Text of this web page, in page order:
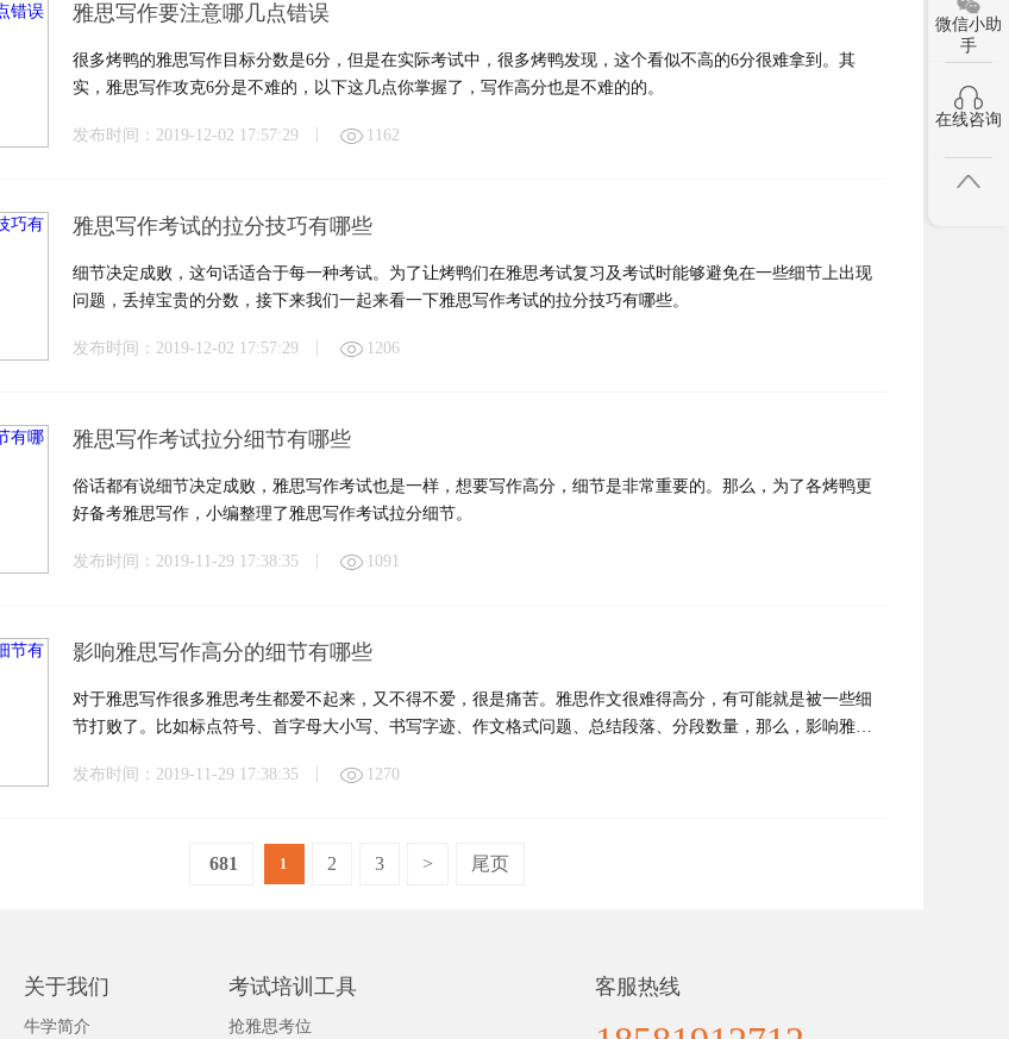
雅思写作要注意哪几点错误
很多烤鸭的雅思写作目标分数是6分，但是在实际考试中，很多烤鸭发现，这个看似不高的6分很难拿到。其
实，雅思写作攻克6分是不难的，以下这几点你掌握了，写作高分也是不难的的。
发布时间：2019-12-02 17:57:29 1162
雅思写作考试的拉分技巧有哪些
细节决定成败，这句话适合于每一种考试。为了让烤鸭们在雅思考试复习及考试时能够避免在一些细节上出现
问题，丢掉宝贵的分数，接下来我们一起来看一下雅思写作考试的拉分技巧有哪些。
发布时间：2019-12-02 17:57:29 1206
雅思写作考试拉分细节有哪些
俗话都有说细节决定成败，雅思写作考试也是一样，想要写作高分，细节是非常重要的。那么，为了各烤鸭更
好备考雅思写作，小编整理了雅思写作考试拉分细节。
发布时间：2019-11-29 17:38:35 1091
影响雅思写作高分的细节有哪些
对于雅思写作很多雅思考生都爱不起来，又不得不爱，很是痛苦。雅思作文很难得高分，有可能就是被一些细
节打败了。比如标点符号、首字母大小写、书写字迹、作文格式问题、总结段落、分段数量，那么，影响雅思
发布时间：2019-11-29 17:38:35
1270
681 1 2 3 > 尾页
关于我们
牛学简介
考试培训工具
抢雅思考位
客服热线
微信小助
手
在线咨询